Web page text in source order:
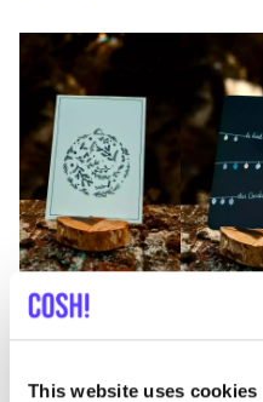
This website uses cookies